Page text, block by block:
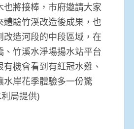
也將接棒，市府邀請大家
體驗竹溪改造後成果，也
改造河段的中段區域，在
、竹溪水淨場揚水站平台
機會看到有紅冠水雞、
水岸花季體驗多一份驚
局提供)